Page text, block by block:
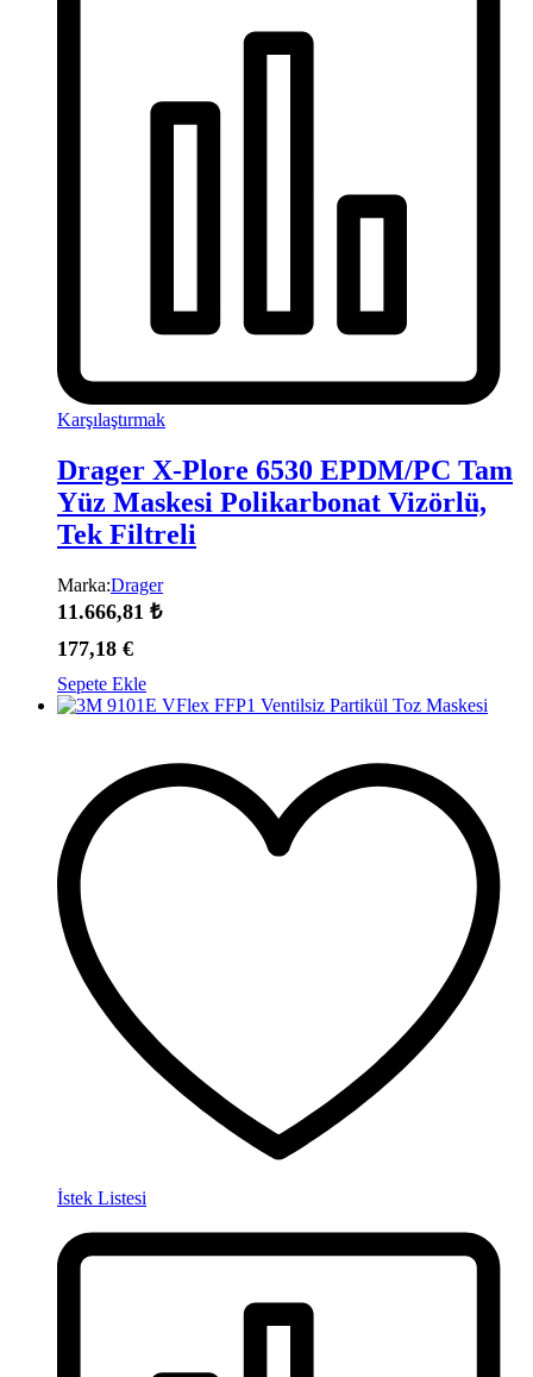
Karşılaştırmak
Drager X-Plore 6530 EPDM/PC Tam
Yüz Maskesi Polikarbonat Vizörlü,
Tek Filtreli
Marka:Drager
11.666,81 ₺
177,18 €
Sepete Ekle
İstek Listesi